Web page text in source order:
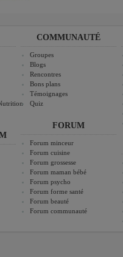
COMMUNAUTÉ
Groupes
Blogs
Rencontres
Bons plans
Témoignages
Quiz
FORUM
Forum minceur
Forum cuisine
Forum grossesse
Forum maman bébé
Forum psycho
Forum forme santé
Forum beauté
Forum communauté